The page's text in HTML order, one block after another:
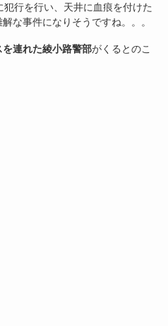
行を行い、天井に血痕を付けた
な事件になりそうですね。。。
を連れた綾小路警部がくるとのこ